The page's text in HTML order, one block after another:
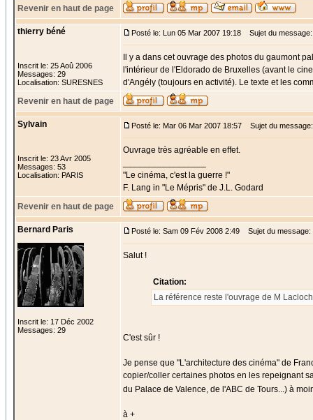
Revenir en haut de page
thierry béné
Inscrit le: 25 Aoû 2006
Messages: 29
Localisation: SURESNES
Posté le: Lun 05 Mar 2007 19:18 Sujet du message:
Il y a dans cet ouvrage des photos du gaumont
l'intérieur de l'Eldorado de Bruxelles (avant le
d'Angély (toujours en activité). Le texte et les
Revenir en haut de page
Sylvain
Inscrit le: 23 Avr 2005
Messages: 53
Localisation: PARIS
Posté le: Mar 06 Mar 2007 18:57 Sujet du message:
Ouvrage très agréable en effet.
"Le cinéma, c'est la guerre !"
F. Lang in "Le Mépris" de J.L. Godard
Revenir en haut de page
Bernard Paris
Inscrit le: 17 Déc 2002
Messages: 29
Posté le: Sam 09 Fév 2008 2:49 Sujet du message:
Salut !
Citation:
La référence reste l'ouvrage de M
C'est sûr !
Je pense que "L'architecture des cinéma" de
copier/coller certaines photos en les repeignant
du Palace de Valence, de l'ABC de Tours...) à
à +